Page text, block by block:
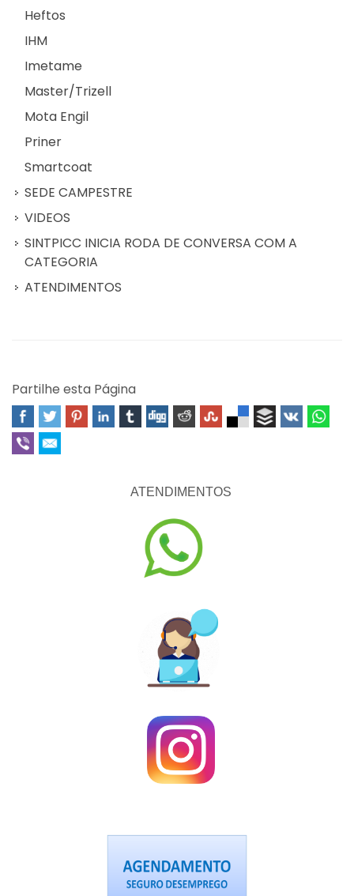
Heftos
IHM
Imetame
Master/Trizell
Mota Engil
Priner
Smartcoat
SEDE CAMPESTRE
VIDEOS
SINTPICC INICIA RODA DE CONVERSA COM A
CATEGORIA
ATENDIMENTOS
Partilhe esta Página
ATENDIMENTOS